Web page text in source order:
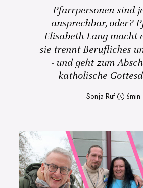
Pfarrpersonen sind
ansprechbar, oder?
Elisabeth Lang macht
sie trennt Berufliches
- und geht zum
katholische
Sonja Ruf 6